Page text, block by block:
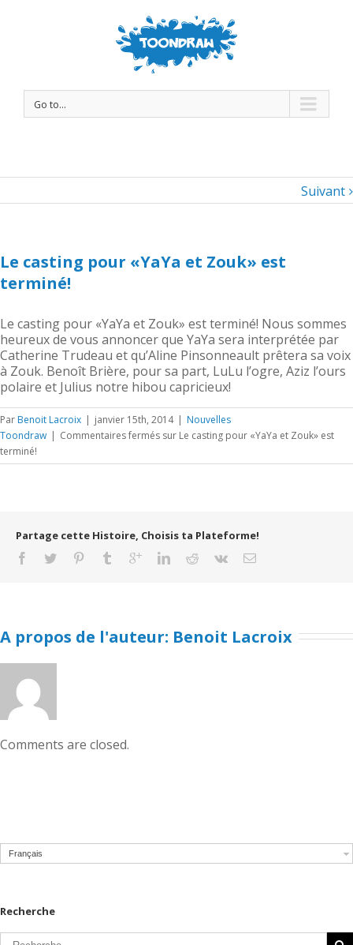
Go to...
Suivant
Le casting pour «YaYa et Zouk» est
terminé!
Le casting pour «YaYa et Zouk» est terminé! Nous sommes
heureux de vous annoncer que YaYa sera interprétée par
Catherine Trudeau et qu’Aline Pinsonneault prêtera sa voix
à Zouk. Benoît Brière, pour sa part, LuLu l’ogre, Aziz l’ours
polaire et Julius notre hibou capricieux!
Par Benoit Lacroix | janvier 15th, 2014 | Nouvelles
Toondraw | Commentaires fermés sur Le casting pour «YaYa et Zouk» est
terminé!
Partage cette Histoire, Choisis ta Plateforme!
A propos de l'auteur: Benoit Lacroix
Comments are closed.
Français
Recherche